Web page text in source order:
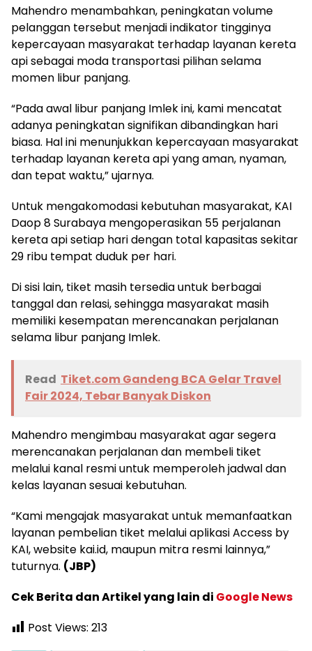
Mahendro menambahkan, peningkatan volume
pelanggan tersebut menjadi indikator tingginya
kepercayaan masyarakat terhadap layanan kereta
api sebagai moda transportasi pilihan selama
momen libur panjang.
“Pada awal libur panjang Imlek ini, kami mencatat
adanya peningkatan signifikan dibandingkan hari
biasa. Hal ini menunjukkan kepercayaan masyarakat
terhadap layanan kereta api yang aman, nyaman,
dan tepat waktu,” ujarnya.
Untuk mengakomodasi kebutuhan masyarakat, KAI
Daop 8 Surabaya mengoperasikan 55 perjalanan
kereta api setiap hari dengan total kapasitas sekitar
29 ribu tempat duduk per hari.
Di sisi lain, tiket masih tersedia untuk berbagai
tanggal dan relasi, sehingga masyarakat masih
memiliki kesempatan merencanakan perjalanan
selama libur panjang Imlek.
Read Tiket.com Gandeng BCA Gelar Travel
Fair 2024, Tebar Banyak Diskon
Mahendro mengimbau masyarakat agar segera
merencanakan perjalanan dan membeli tiket
melalui kanal resmi untuk memperoleh jadwal dan
kelas layanan sesuai kebutuhan.
“Kami mengajak masyarakat untuk memanfaatkan
layanan pembelian tiket melalui aplikasi Access by
KAI, website kai.id, maupun mitra resmi lainnya,”
tuturnya. (JBP)
Cek Berita dan Artikel yang lain di Google News
Post Views: 213